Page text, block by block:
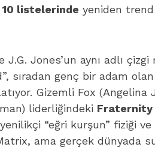
listelerinde yeniden
J.G. Jones’un aynı adlı
sıradan genç bir adam
Gizemli Fox (Angelina
liderliğindeki Fraternity
yenilikçi “eğri kurşun” fiziği
ama gerçek dünyada